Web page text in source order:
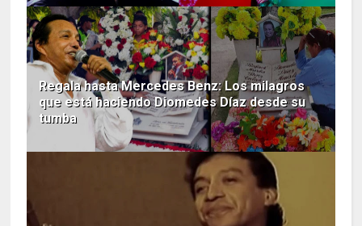
Regala hasta Mercedes Benz: Los milagros
que está haciendo Diomedes Díaz desde su
tumba